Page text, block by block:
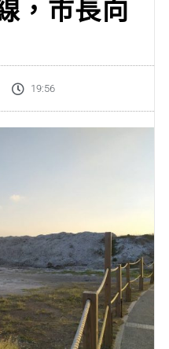
，市長向
19:56